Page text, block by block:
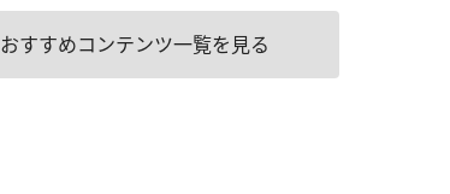
おすすめコンテンツ一覧を見る